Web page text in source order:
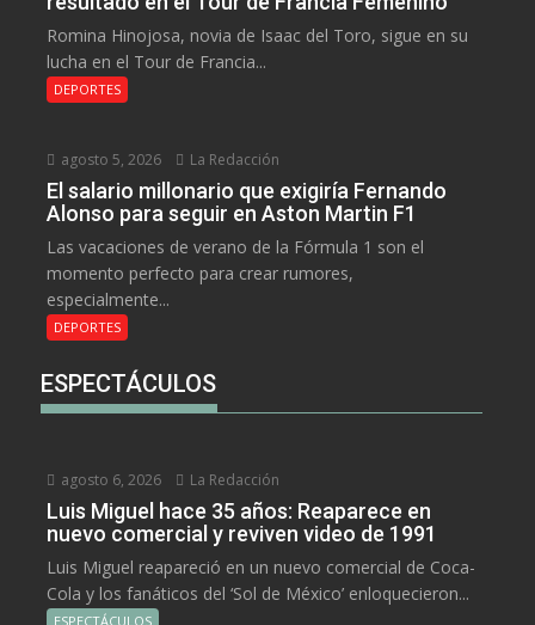
Romina Hinojosa, novia de Isaac del Toro, sigue en su
lucha en el Tour de Francia...
DEPORTES
agosto 5, 2026 La Redacción
El salario millonario que exigiría Fernando
Alonso para seguir en Aston Martin F1
Las vacaciones de verano de la Fórmula 1 son el
momento perfecto para crear rumores,
especialmente...
DEPORTES
ESPECTÁCULOS
agosto 6, 2026 La Redacción
Luis Miguel hace 35 años: Reaparece en
nuevo comercial y reviven video de 1991
Luis Miguel reapareció en un nuevo comercial de Coca-
Cola y los fanáticos del ‘Sol de México’ enloquecieron...
ESPECTÁCULOS